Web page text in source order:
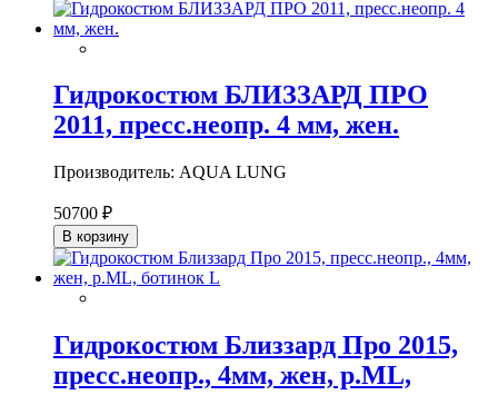
Гидрокостюм БЛИЗЗАРД ПРО
2011, пресс.неопр. 4 мм, жен.
Производитель: AQUA LUNG
50700 ₽
В корзину
Гидрокостюм Близзард Про 2015,
пресс.неопр., 4мм, жен, р.ML,